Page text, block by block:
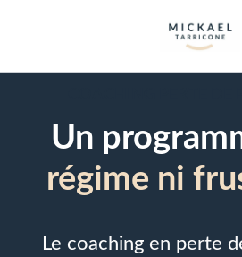
Un
régime ni
Le coaching en perte